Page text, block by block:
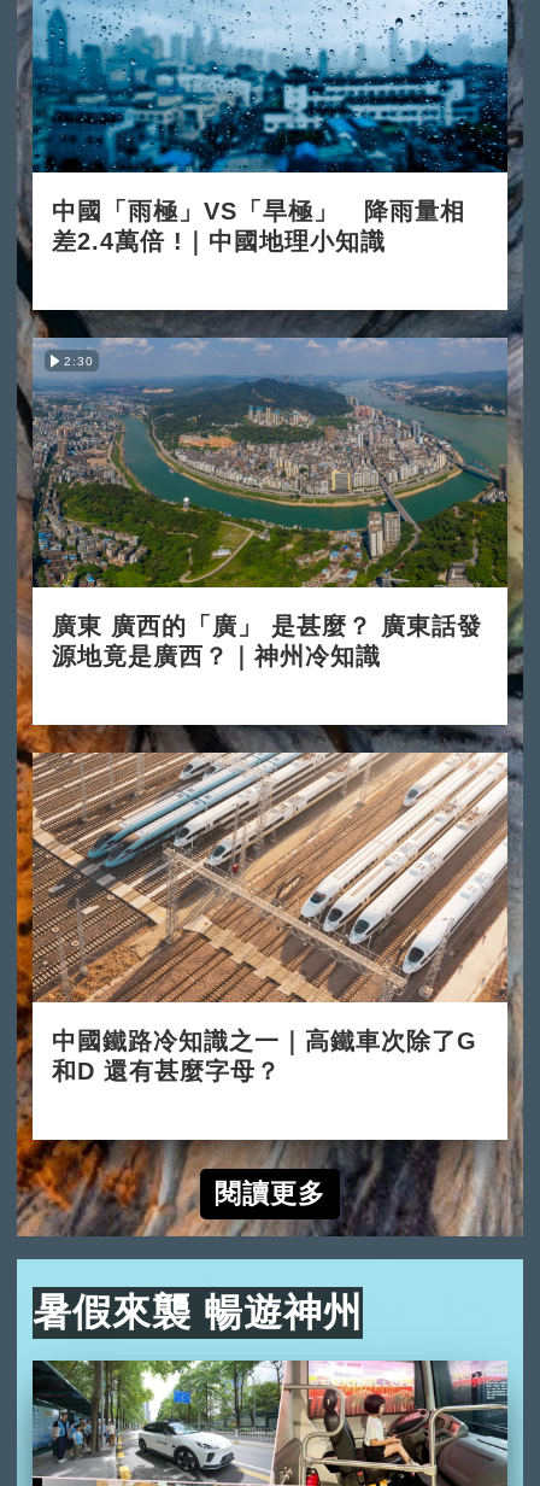
中國「雨極」VS「旱極」 降雨量相
差2.4萬倍 !｜中國地理小知識
2:30
廣東 廣西的「廣」 是甚麼？ 廣東話發
源地竟是廣西？｜神州冷知識
中國鐵路冷知識之一｜高鐵車次除了G
和D 還有甚麼字母？
閱讀更多
暑假來襲 暢遊神州